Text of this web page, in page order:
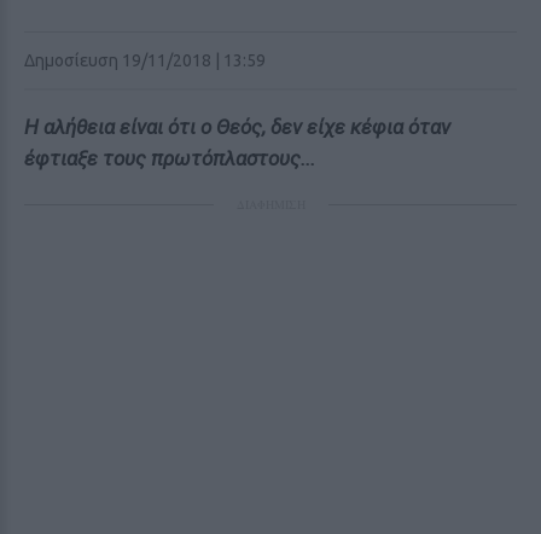
Δημοσίευση 19/11/2018 | 13:59
Η αλήθεια είναι ότι ο Θεός, δεν είχε κέφια όταν
έφτιαξε τους πρωτόπλαστους...